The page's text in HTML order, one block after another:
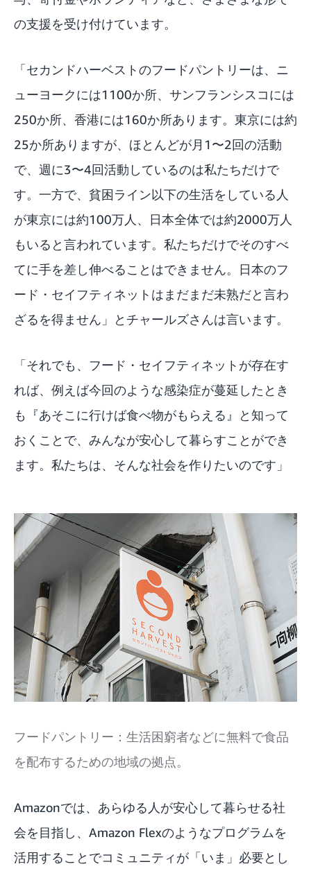
の支援を受け付けています。
「セカンドハーベストのフードパントリーは、ニ
ューヨークには1100か所、サンフランシスコには
250か所、香港には160か所あります。東京には約
25か所ありますが、ほとんどが月1〜2回の活動
で、週に3〜4回活動しているのは私たちだけで
す。一方で、貧困ライン以下の生活をしている人
が東京には約100万人、日本全体では約2000万人
もいると言われています。私たちだけでそのすべ
てに手を差し伸べることはできません。日本のフ
ード・セイフティネットはまだまだ未熟だと言わ
ざるを得ません」とチャールズさんは言います。
「それでも、フード・セイフティネットが存在す
れば、例えば今回のような感染症が蔓延したとき
も『あそこに行けば食べ物がもらえる』と知って
おくことで、みんなが安心して暮らすことができ
ます。私たちは、そんな社会を作りたいのです」
フードパントリー：生活困窮者などに無料で食品
を配布するための地域の拠点。
Amazonでは、あらゆる人が安心して暮らせる社
会を目指し、Amazon Flexのようなプログラムを
活用することでコミュニティが「いま」必要とし